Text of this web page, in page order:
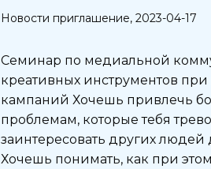
Новости приглашение, 2023-04-17
Семинар по медиальной
креативных инструментов
кампаний Хочешь привлечь
проблемам, которые тебя
заинтересовать других
Хочешь понимать, как при